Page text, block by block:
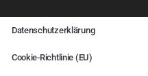
Datenschutzerklärung
Cookie-Richtlinie (EU)